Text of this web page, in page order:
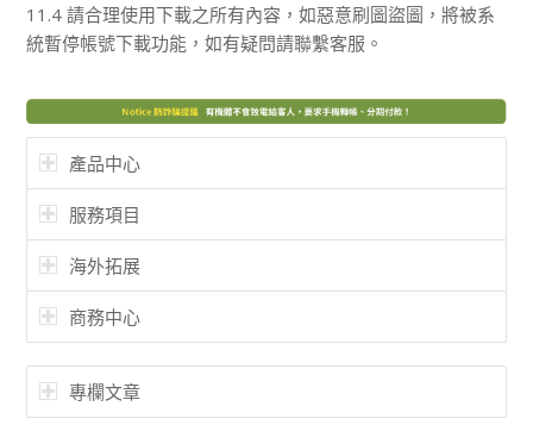
11.4 請合理使用下載之所有內容，如惡意刷圖盜圖，將被系
統暫停帳號下載功能，如有疑問請聯繫客服。
產品中心
服務項目
海外拓展
商務中心
專欄文章